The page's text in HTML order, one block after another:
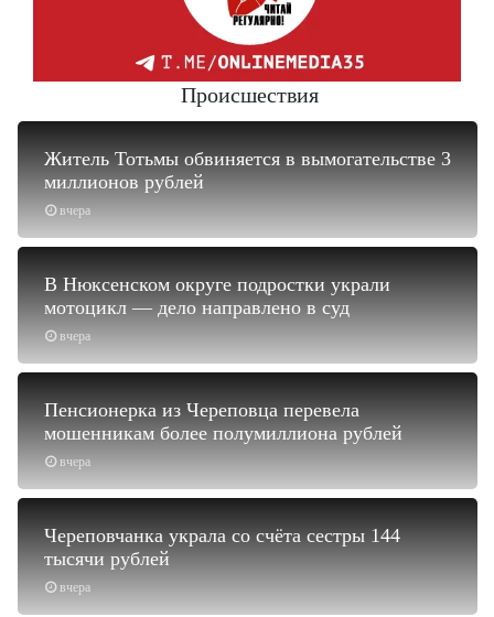
Происшествия
вчера
Житель Тотьмы обвиняется в вымогательстве 3
миллионов рублей
вчера
В Нюксенском округе подростки украли
мотоцикл — дело направлено в суд
вчера
Пенсионерка из Череповца перевела
мошенникам более полумиллиона рублей
вчера
Череповчанка украла со счёта сестры 144
тысячи рублей